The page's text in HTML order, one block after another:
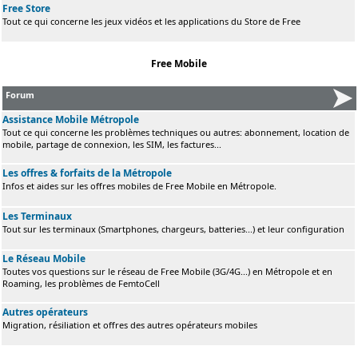
Free Store
Tout ce qui concerne les jeux vidéos et les applications du Store de Free
Free Mobile
Forum
Assistance Mobile Métropole
Tout ce qui concerne les problèmes techniques ou autres: abonnement, location de
mobile, partage de connexion, les SIM, les factures...
Les offres & forfaits de la Métropole
Infos et aides sur les offres mobiles de Free Mobile en Métropole.
Les Terminaux
Tout sur les terminaux (Smartphones, chargeurs, batteries...) et leur configuration
Le Réseau Mobile
Toutes vos questions sur le réseau de Free Mobile (3G/4G...) en Métropole et en
Roaming, les problèmes de FemtoCell
Autres opérateurs
Migration, résiliation et offres des autres opérateurs mobiles